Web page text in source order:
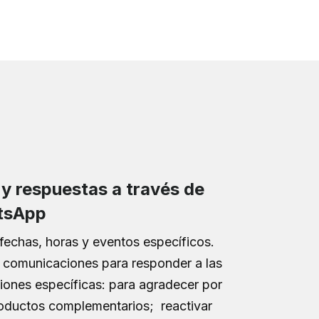
respuestas a través de
horas y eventos específicos.
para responder a las
específicas: para agradecer por
complementarios; reactivar